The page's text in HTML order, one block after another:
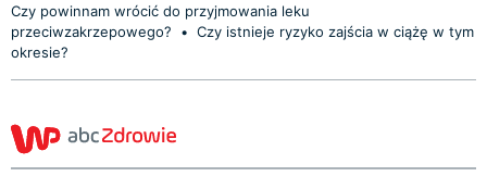
Czy powinnam wrócić do przyjmowania leku
przeciwzakrzepowego?
• Czy istnieje ryzyko zajścia w ciążę w tym
okresie?